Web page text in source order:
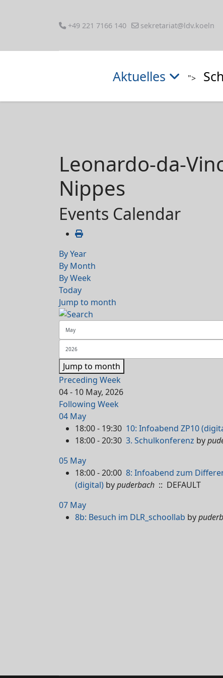
+49 221 7166 140 sekretariat@ldv.koeln
Aktuelles ">
Leonardo-da-
Nippes
Events Calendar
By Year
By Month
By Week
Today
Jump to month
Jump to month
Preceding Week
04 - 10 May, 2026
Following Week
04 May
18:00 - 19:30 10: Infoabend ZP10
18:00 - 20:30 3. Schulkonferenz by
05 May
18:00 - 20:00 8: Infoabend zum
(digital) bypuderbach :: DEFAULT
07 May
8b: Besuch im DLR_schoollab by